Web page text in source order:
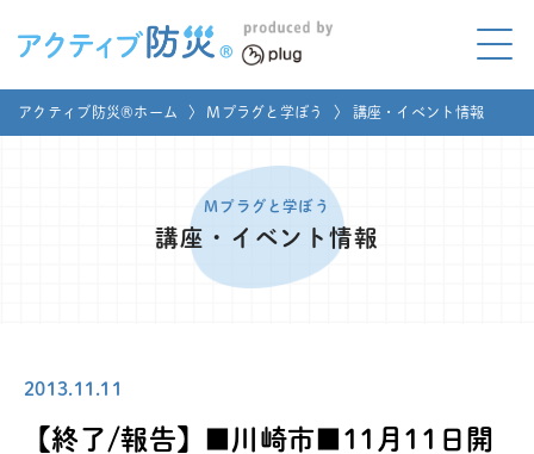
アクティブ防災とは?
家庭でやってみよう
メディア掲載
アクティブ防災®ホーム 〉 Mプラグと学ぼう 〉 講座・イベント情報
Mプラグと学ぼう
講座・イベント情報
2013.11.11
【終了/報告】■川崎市■11月11日開